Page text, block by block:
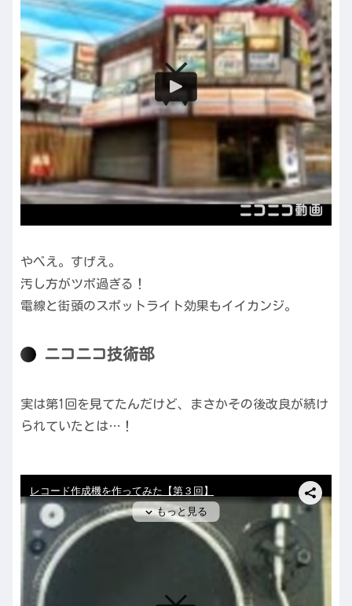
やべえ。すげえ。
汚し方がツボ過ぎる！
電線と街頭のスポットライト効果もイイカンジ。
ニコニコ技術部
実は第1回を見てたんだけど、まさかその後改良が続け
られていたとは…！